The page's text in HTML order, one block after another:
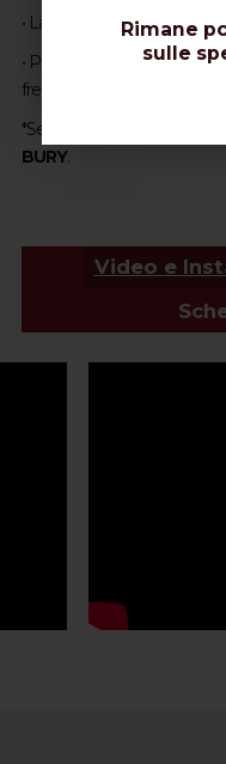
• La migliore velocità di
• Prestazioni eccezionali
frequenze e lunghe tratte.
*Se è necessario
BURY.
Video e
Rimane
sulle